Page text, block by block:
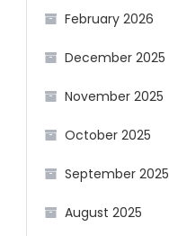
February 2026
December 2025
November 2025
October 2025
September 2025
August 2025